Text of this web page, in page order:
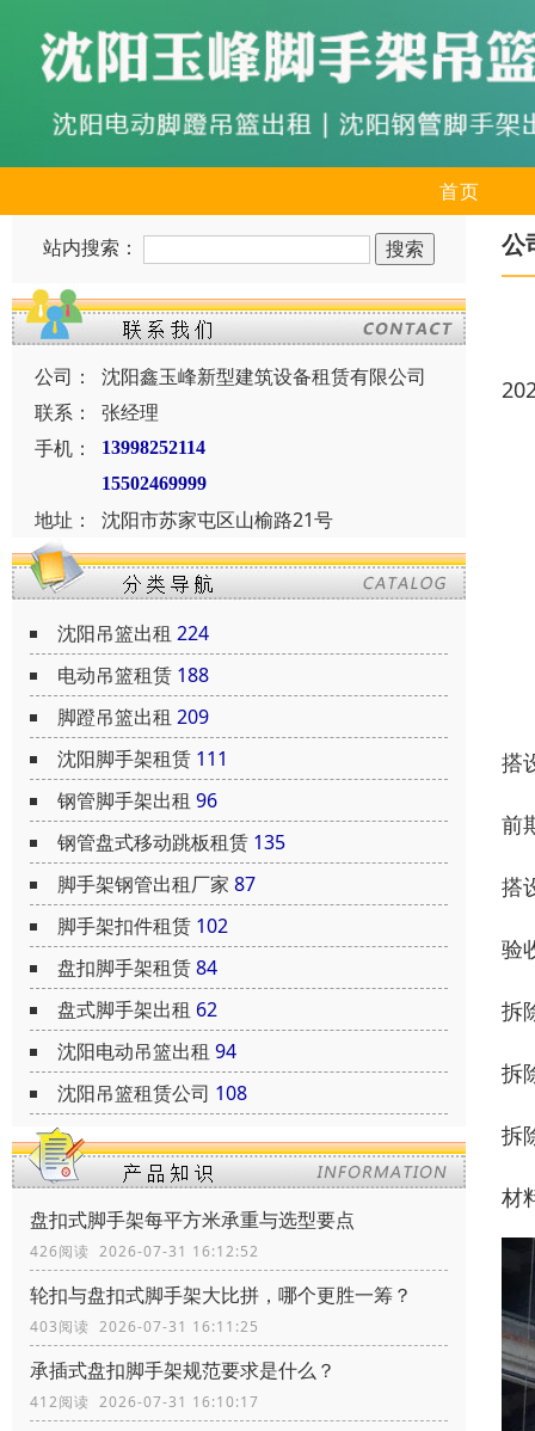
首页
站内搜索：
公司：
沈阳鑫玉峰新型建筑设备租赁有限公司
联系：
张经理
手机：
13998252114
15502469999
地址： 沈阳市苏家屯区山榆路21号
沈阳吊篮出租 224
电动吊篮租赁 188
脚蹬吊篮出租 209
沈阳脚手架租赁 111
钢管脚手架出租 96
钢管盘式移动跳板租赁 135
脚手架钢管出租厂家 87
脚手架扣件租赁 102
盘扣脚手架租赁84
盘式脚手架出租 62
沈阳电动吊篮出租 94
沈阳吊篮租赁公司 108
盘扣式脚手架每平方米承重与选型要点
426阅读 2026-07-31 16:12:52
轮扣与盘扣式脚手架大比拼，哪个更胜一筹？
403阅读 2026-07-31 16:11:25
承插式盘扣脚手架规范要求是什么？
412阅读 2026-07-31 16:10:17
公
搭
前
搭
验
拆
拆
拆
材